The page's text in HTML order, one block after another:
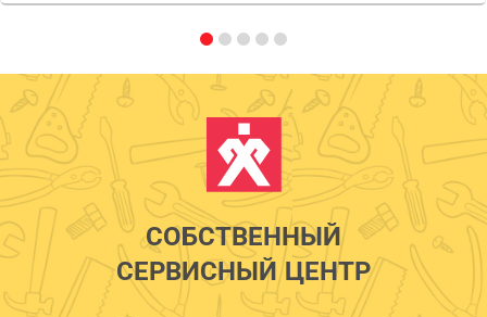
СОБСТВЕННЫЙ
СЕРВИСНЫЙ ЦЕНТР